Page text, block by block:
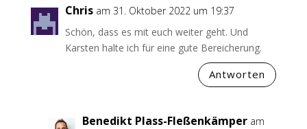
Chris am 31. Oktober 2022 um 19:37
Schön, dass es mit euch weiter geht. Und
Karsten halte ich für eine gute Bereicherung.
Antworten
Benedikt Plass-Fleßenkämper am